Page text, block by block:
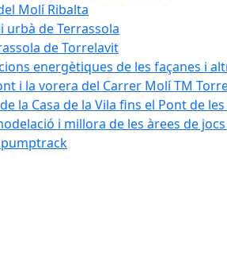
Molí Ribalta
urbà de Terrassola
de Torrelavit
energètiques de les façanes i
i la vorera del Carrer Molí TM
la Casa de la Vila fins el Pont de les
i millora de les àrees de
pumptrack